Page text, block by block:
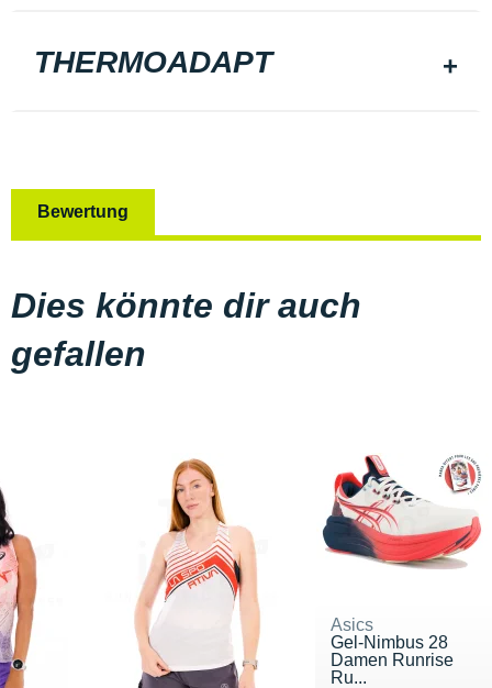
THERMOADAPT
Bewertung
Dies könnte dir auch
gefallen
Asics
Gel-Nimbus 28
Damen Runrise
Ru...